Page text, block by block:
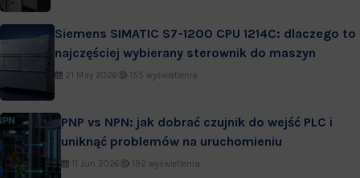
Siemens SIMATIC S7-1200 CPU 1214C: dlaczego to
najczęściej wybierany sterownik do maszyn
21 May 2026 155 wyświetlenia
PNP vs NPN: jak dobrać czujnik do wejść PLC i
uniknąć problemów na uruchomieniu
11 Jun 2026 192 wyświetlenia